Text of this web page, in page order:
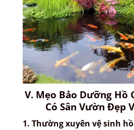
V. Mẹo Bảo Dưỡng Hồ
Có Sân Vườn Đẹp
1. Thường xuyên vệ sinh hồ